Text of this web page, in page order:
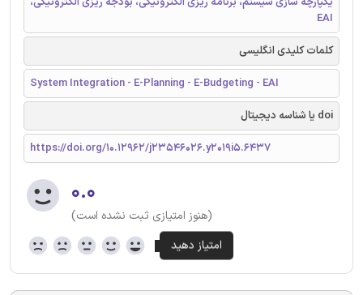
EAI
کلمات کلیدی انگلیسی
System Integration - E-Planning - E-Budgeting - EAI
doi یا شناسه دیجیتال
https://doi.org/10.12962/j23546026.y2019i5.6437
۰.۰
(هنوز امتیازی ثبت نشده است)